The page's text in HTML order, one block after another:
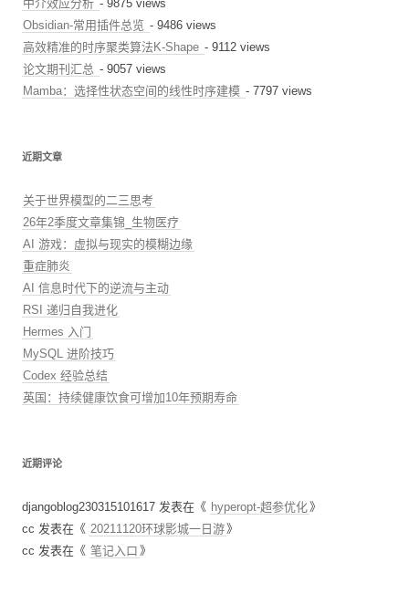
中介效应分析 - 9875 views
Obsidian-常用插件总览 - 9486 views
高效精准的时序聚类算法K-Shape - 9112 views
论文期刊汇总 - 9057 views
Mamba：选择性状态空间的线性时序建模 - 7797 views
近期文章
关于世界模型的二三思考
26年2季度文章集锦_生物医疗
AI 游戏：虚拟与现实的模糊边缘
重症肺炎
AI 信息时代下的逆流与主动
RSI 递归自我进化
Hermes 入门
MySQL 进阶技巧
Codex 经验总结
英国：持续健康饮食可增加10年预期寿命
近期评论
djangoblog230315101617 发表在《 hyperopt-超参优化 》
cc 发表在《 20211120环球影城一日游 》
cc 发表在《 笔记入口 》